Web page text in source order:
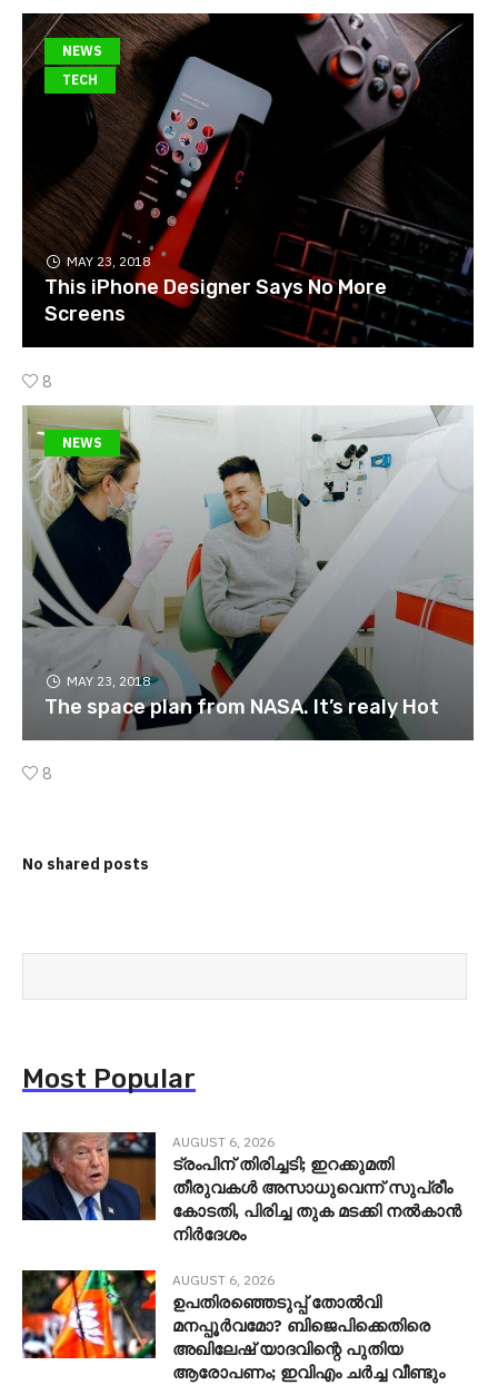
NEWS
TECH
MAY 23, 2018
This iPhone Designer Says No More
Screens
8
NEWS
MAY 23, 2018
The space plan from NASA. It’s realy Hot
8
No shared posts
Most Popular
AUGUST 6, 2026
ട്രംപിന് തിരിച്ചടി; ഇറക്കുമതി
തീരുവകൾ അസാധുവെന്ന് സുപ്രീം
കോടതി, പിരിച്ച തുക മടക്കി നൽകാൻ
നിർദേശം
AUGUST 6, 2026
ഉപതിരഞ്ഞെടുപ്പ് തോൽവി
മനപ്പൂർവമോ? ബിജെപിക്കെതിരെ
അഖിലേഷ് യാദവിന്റെ പുതിയ
ആരോപണം; ഇവിഎം ചർച്ച വീണ്ടും